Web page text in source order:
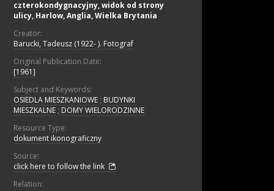
czterokondygnacyjny, widok od strony
ulicy, Harlow, Anglia, Wielka Brytania
Creator:
Barucki, Tadeusz (1922- ). Fotograf
Original Publication Date:
[1961]
Subject and Keywords:
OSIEDLA MIESZKANIOWE ; BUDYNKI
MIESZKALNE ; DOMY WIELORODZINNE
Resource Type:
dokument ikonograficzny
Source:
click here to follow the link
Relation: